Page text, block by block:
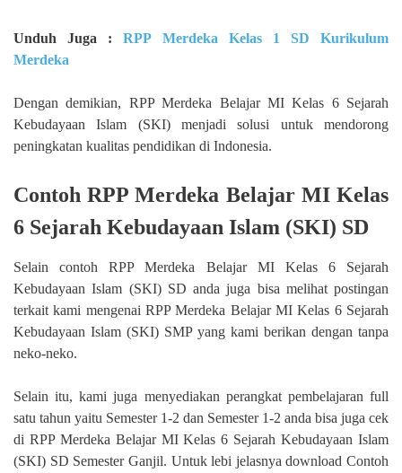
Unduh Juga :RPP Merdeka Kelas 1 SD Kurikulum
Merdeka
Dengan demikian, RPP Merdeka Belajar MI Kelas 6 Sejarah
Kebudayaan Islam (SKI) menjadi solusi untuk mendorong
peningkatan kualitas pendidikan di Indonesia.
Contoh RPP Merdeka Belajar MI Kelas
6 Sejarah Kebudayaan Islam (SKI) SD
Selain contoh RPP Merdeka Belajar MI Kelas 6 Sejarah
Kebudayaan Islam (SKI) SD anda juga bisa melihat postingan
terkait kami mengenai RPP Merdeka Belajar MI Kelas 6 Sejarah
Kebudayaan Islam (SKI) SMP yang kami berikan dengan tanpa
neko-neko.
Selain itu, kami juga menyediakan perangkat pembelajaran full
satu tahun yaitu Semester 1-2 dan Semester 1-2 anda bisa juga cek
di RPP Merdeka Belajar MI Kelas 6 Sejarah Kebudayaan Islam
(SKI) SD Semester Ganjil. Untuk lebi jelasnya download Contoh